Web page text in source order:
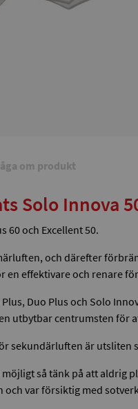
om produkt
Solo Innova
60 och Excellent 50.
och därefter
effektivare och renare
Duo Plus och Solo
utbytbar centrumsten för
sekundärluften är
så tänk på att aldrig
och var försiktig med